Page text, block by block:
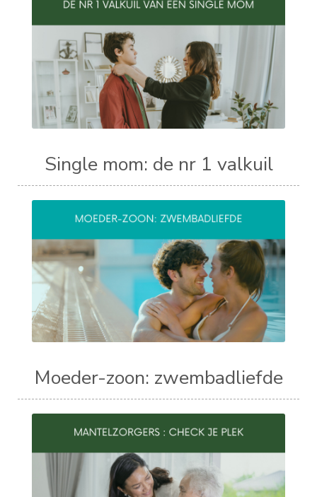
Single mom: de nr 1 valkuil
Moeder-zoon: zwembadliefde